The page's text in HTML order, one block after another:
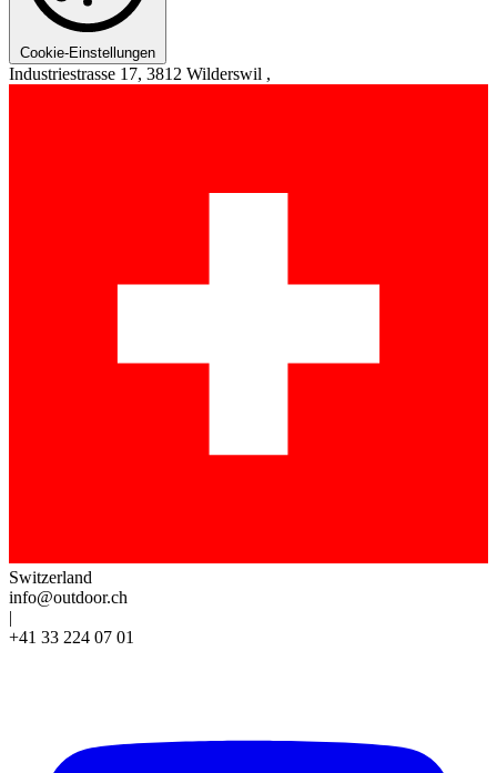
Cookie-Einstellungen
Industriestrasse 17, 3812 Wilderswil ,
Switzerland
info@outdoor.ch
|
+41 33 224 07 01